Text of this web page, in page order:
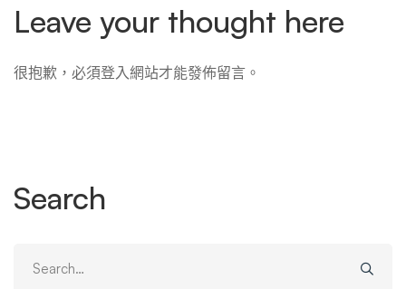
Leave your thought here
很抱歉，必須登入網站才能發佈留言。
Search
for: